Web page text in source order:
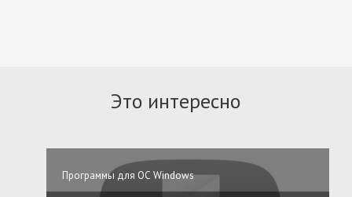
Это интересно
Программы для ОС Windows